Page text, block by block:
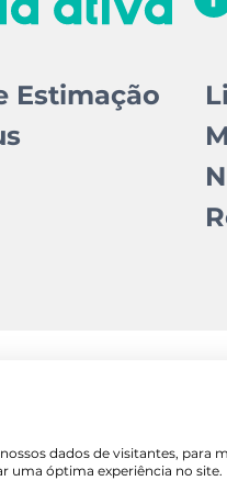
Estimação
dados de visitantes, para
uma óptima experiência no